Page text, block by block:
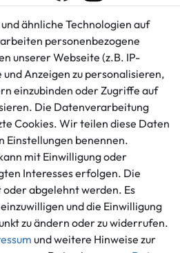
Rechtliches
AGB
Impressum
Datenschutzerklärung
Barrierefreiheitserklärung
Widerrufs­recht
Vertrag widerrufen
Zahlungsmöglichkeiten
ähnliche Technologien auf
personenbezogene
unserer Webseite (z.B. IP-
Anzeigen zu personalisieren,
einzubinden oder Zugriffe auf
Die Datenverarbeitung
Cookies. Wir teilen diese Daten
Einstellungen benennen.
mit Einwilligung oder
Interesses erfolgen. Die
abgelehnt werden. Es
und die Einwilligung
zu ändern oder zu widerrufen.
und weitere Hinweise zur